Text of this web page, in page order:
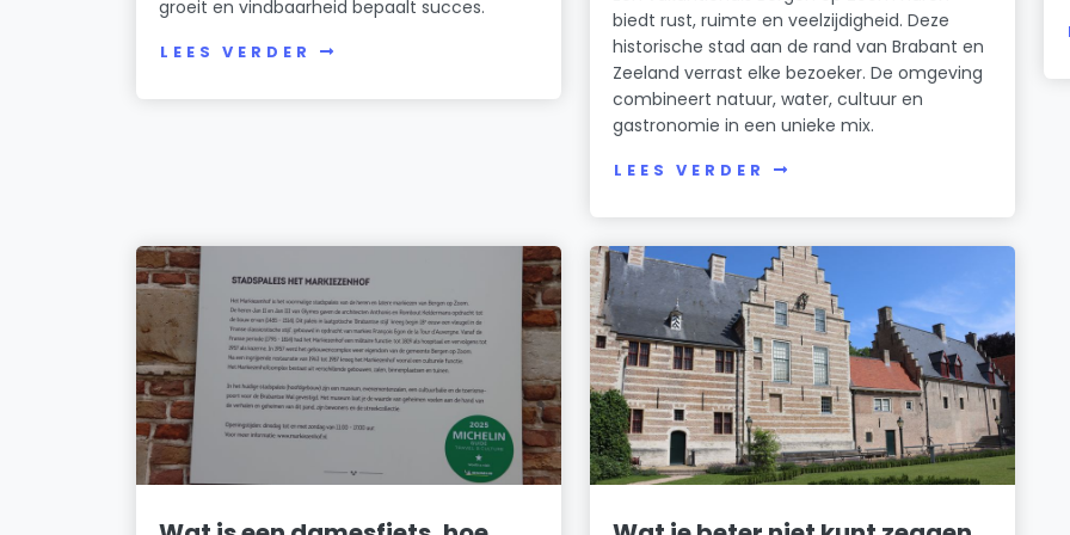
groeit en vindbaarheid bepaalt succes.
LEES VERDER
biedt rust, ruimte en veelzijdigheid. Deze
historische stad aan de rand van Brabant en
Zeeland verrast elke bezoeker. De omgeving
combineert natuur, water, cultuur en
gastronomie in een unieke mix.
LEES VERDER